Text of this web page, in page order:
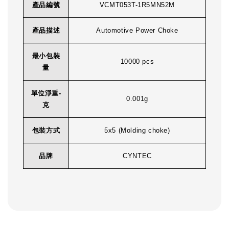
產品編號 VCMT053T-1R5MN52M
產品描述 Automotive Power Choke
最小包裝
量
10000 pcs
單位淨重-
克
0.001g
包裝方式 5x5 (Molding choke)
品牌 CYNTEC